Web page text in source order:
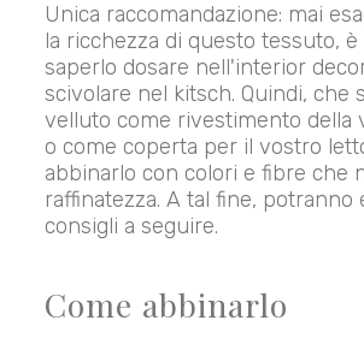
Unica raccomandazione: mai
la ricchezza di questo tessuto,
saperlo dosare nell'interior
scivolare nel kitsch. Quindi, che
velluto come rivestimento della
o come coperta per il vostro
abbinarlo con colori e fibre che
raffinatezza. A tal fine, potranno
consigli a seguire.
Come abbinarlo